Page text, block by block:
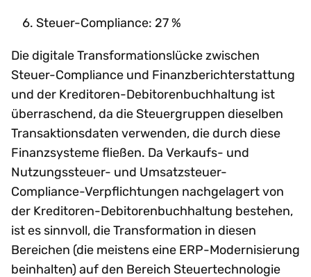
Steuer-Compliance: 27 %
Die digitale Transformationslücke zwischen
Steuer-Compliance und Finanzberichterstattung
und der Kreditoren-Debitorenbuchhaltung ist
überraschend, da die Steuergruppen dieselben
Transaktionsdaten verwenden, die durch diese
Finanzsysteme fließen. Da Verkaufs- und
Nutzungssteuer- und Umsatzsteuer-
Compliance-Verpflichtungen nachgelagert von
der Kreditoren-Debitorenbuchhaltung bestehen,
ist es sinnvoll, die Transformation in diesen
Bereichen (die meistens eine ERP-Modernisierung
beinhalten) auf den Bereich Steuertechnologie